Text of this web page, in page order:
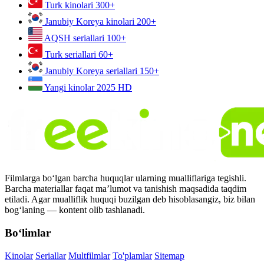
Turk kinolari 300+
Janubiy Koreya kinolari 200+
AQSH seriallari 100+
Turk seriallari 60+
Janubiy Koreya seriallari 150+
Yangi kinolar 2025 HD
Filmlarga bo‘lgan barcha huquqlar ularning mualliflariga tegishli.
Barcha materiallar faqat ma’lumot va tanishish maqsadida taqdim
etiladi. Agar mualliflik huquqi buzilgan deb hisoblasangiz, biz bilan
bog‘laning — kontent olib tashlanadi.
Bo‘limlar
Kinolar Seriallar Multfilmlar To'plamlar Sitemap